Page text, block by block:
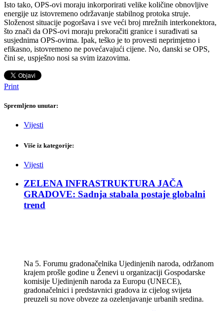
Isto tako, OPS-ovi moraju inkorporirati velike količine obnovljive
energije uz istovremeno održavanje stabilnog protoka struje.
Složenost situacije pogoršava i sve veći broj mrežnih interkonektora,
što znači da OPS-ovi moraju prekoračiti granice i surađivati sa
susjednima OPS-ovima. Ipak, teško je to provesti neprimjetno i
efikasno, istovremeno ne povećavajući cijene. No, danski se OPS,
čini se, uspješno nosi sa svim izazovima.
Print
Spremljeno unutar:
Vijesti
Više iz kategorije:
Vijesti
ZELENA INFRASTRUKTURA JAČA
GRADOVE: Sadnja stabala postaje globalni
trend
Na 5. Forumu gradonačelnika Ujedinjenih naroda, održanom
krajem prošle godine u Ženevi u organizaciji Gospodarske
komisije Ujedinjenih naroda za Europu (UNECE),
gradonačelnici i predstavnici gradova iz cijelog svijeta
preuzeli su nove obveze za ozelenjavanje urbanih sredina.